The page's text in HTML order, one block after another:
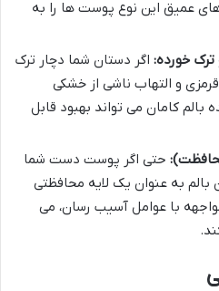
عمیق این نوع پوست ها را به
خورده: اگر دستان شما دچار ترک
و التهاب ناشی از خشکی
کامان می تواند بهبود قابل
حتی اگر پوست دست شما
بالم به عنوان یک لایه محافظتی
با عوامل آسیب رسان، می